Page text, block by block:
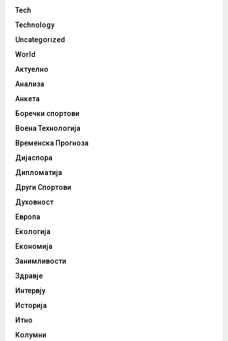
Tech
Technology
Uncategorized
World
Актуелно
Анализа
Анкета
Боречки спортови
Воена Технологија
Временска Прогноза
Дијаспора
Дипломатија
Други Спортови
Духовност
Европа
Екологија
Економија
Занимливости
Здравје
Интервју
Историја
Итно
Колумни